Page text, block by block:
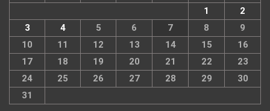
1
2
3
4 5 6 7 8
9
10
11 12 13 14 15
16
17
18 19 20 21 22
23
24
25 26 27 28 29
30
31